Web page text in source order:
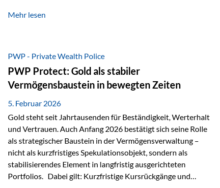
was bekommen – wann – und in welcher Struktur?Und vor
bei größeren Vermögen ist das entscheidend.
Mehr lesen
PWP - Private Wealth Police
PWP Protect: Gold als stabiler
Vermögensbaustein in bewegten Zeiten
5. Februar 2026
Gold steht seit Jahrtausenden für Beständigkeit, Werterhalt
und Vertrauen. Auch Anfang 2026 bestätigt sich seine Rolle
als strategischer Baustein in der Vermögensverwaltung –
nicht als kurzfristiges Spekulationsobjekt, sondern als
stabilisierendes Element in langfristig ausgerichteten
Portfolios. Dabei gilt: Kurzfristige Kursrückgänge und